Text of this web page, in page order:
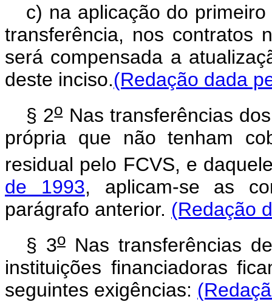
c) na aplicação do
transferência, nos contratos
será compensada a
deste inciso.(Redação dada
§ 2oNas transferências
própria que não tenham
residual pelo FCVS, e
de 1993, aplicam-se as
parágrafo anterior. (Redação
§ 3oNas transferências
instituições financiadoras
seguintes exigências: